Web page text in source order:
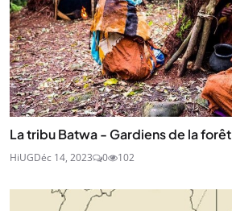
La tribu Batwa - Gardiens de la forêt
HiUGDéc 14, 2023 0 102